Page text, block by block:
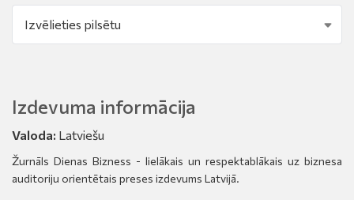
Izdevuma informācija
Valoda: Latviešu
Žurnāls Dienas Bizness - lielākais un respektablākais uz biznesa
auditoriju orientētais preses izdevums Latvijā.